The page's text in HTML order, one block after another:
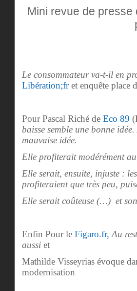
Mini revue de
Le consommateur va-t-il en
Libération;fret enquête place
Pour Pascal Riché de Eco 89
baisse semble une bonne
mauvaise idée.
Elle profiterait modérément
Elle serait, ensuite, injuste :
profiteraient que très peu,
Elle serait coûteuse (…) et
Enfin Pour le Figaro.fr, Au
aussi et
Mathilde Visseyrias évoque
modernisation